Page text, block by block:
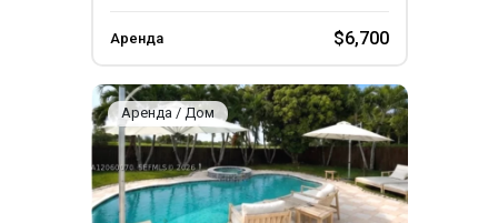
Аренда $6,700
Аренда / Дом